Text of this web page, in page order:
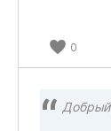
0
Добрый